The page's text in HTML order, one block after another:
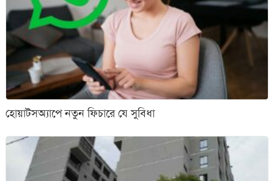
হোয়াটসঅ্যাপে নতুন ফিচারে যে সুবিধা